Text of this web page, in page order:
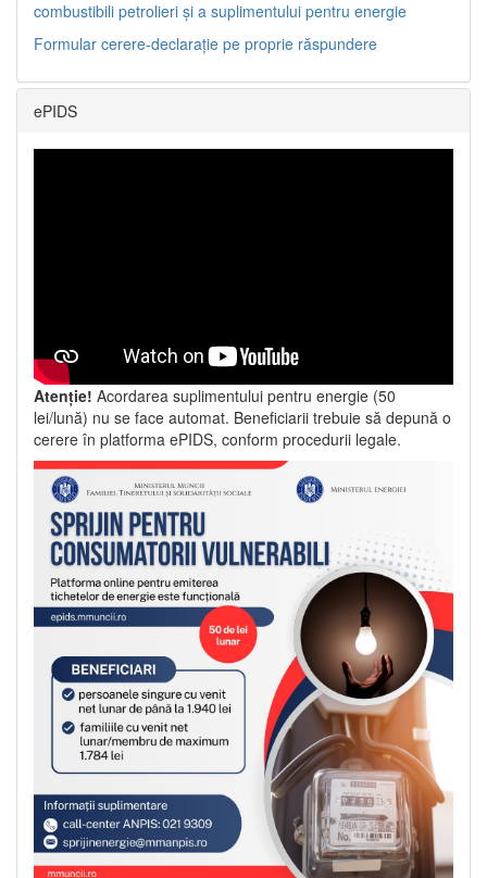
combustibili petrolieri și a suplimentului pentru energie
Formular cerere-declarație pe proprie răspundere
ePIDS
Atenție! Acordarea suplimentului pentru energie (50
lei/lună) nu se face automat. Beneficiarii trebuie să depună o
cerere în platforma ePIDS, conform procedurii legale.